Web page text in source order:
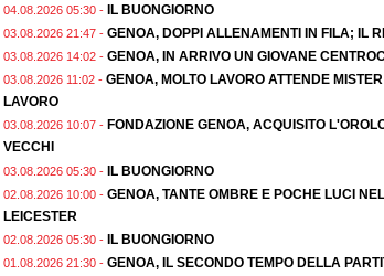
04.08.2026 05:30 - IL BUONGIORNO
03.08.2026 21:47 - GENOA, DOPPI ALLENAMENTI IN FILA; IL
03.08.2026 14:02 - GENOA, IN ARRIVO UN GIOVANE
03.08.2026 11:02 - GENOA, MOLTO LAVORO ATTENDE
LAVORO
03.08.2026 10:07 - FONDAZIONE GENOA, ACQUISITO
VECCHI
03.08.2026 05:30 - IL BUONGIORNO
02.08.2026 10:00 - GENOA, TANTE OMBRE E POCHE LUCI
LEICESTER
02.08.2026 05:30 - IL BUONGIORNO
01.08.2026 21:30 - GENOA, IL SECONDO TEMPO DELLA